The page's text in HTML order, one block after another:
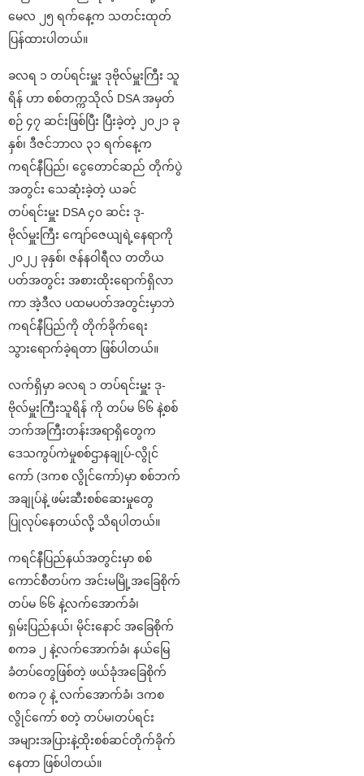
မေလ ၂၅ ရက်နေ့က သတင်းထုတ်
ပြန်ထားပါတယ်။
ခလရ ၁ တပ်ရင်းမှူး ဒုဗိုလ်မှူးကြီး သူ
ရိန် ဟာ စစ်တက္ကသိုလ် DSA အမှတ်
စဉ် ၄၇ ဆင်းဖြစ်ပြီး ပြီးခဲ့တဲ့ ၂၀၂၁ ခု
နှစ်၊ ဒီဇင်ဘာလ ၃၁ ရက်နေ့က
ကရင်နီပြည်၊ ငွေတောင်ဆည် တိုက်ပွဲ
အတွင်း သေဆုံးခဲ့တဲ့ ယခင်
တပ်ရင်းမှူး DSA ၄၀ ဆင်း ဒု-
ဗိုလ်မှူးကြီး ကျော်ဇေယျရဲ့နေရာကို
၂၀၂၂ ခုနှစ်၊ ဇန်နဝါရီလ တတိယ
ပတ်အတွင်း အစားထိုးရောက်ရှိလာ
ကာ အဲ့ဒီလ ပထမပတ်အတွင်းမှာဘဲ
ကရင်နီပြည်ကို တိုက်ခိုက်ရေး
သွားရောက်ခဲ့ရတာ ဖြစ်ပါတယ်။
လက်ရှိမှာ ခလရ ၁ တပ်ရင်းမှူး ဒု-
ဗိုလ်မှူးကြီးသူရိန် ကို တပ်မ ၆၆ နဲ့စစ်
ဘက်အကြီးတန်းအရာရှိတွေက
ဒေသကွပ်ကဲမှုစစ်ဌာနချုပ်-လွိုင်
ကော် (ဒကစ လွိုင်ကော်)မှာ စစ်ဘက်
အချုပ်နဲ့ ဖမ်းဆီးစစ်ဆေးမှုတွေ
ပြုလုပ်နေတယ်လို့ သိရပါတယ်။
ကရင်နီပြည်နယ်အတွင်းမှာ စစ်
ကောင်စီတပ်က အင်းမမြို့အခြေစိုက်
တပ်မ ၆၆ နဲ့လက်အောက်ခံ၊
ရှမ်းပြည်နယ်၊ မိုင်းနောင် အခြေစိုက်
စကခ ၂ နဲ့လက်အောက်ခံ၊ နယ်မြေ
ခံတပ်တွေဖြစ်တဲ့ ဖယ်ခုံအခြေစိုက်
စကခ ၇ နဲ့ လက်အောက်ခံ၊ ဒကစ
လွိုင်ကော် စတဲ့ တပ်မ၊တပ်ရင်း
အများအပြားနဲ့ထိုးစစ်‌ဆင်တိုက်ခိုက်
နေတာ ဖြစ်ပါတယ်။